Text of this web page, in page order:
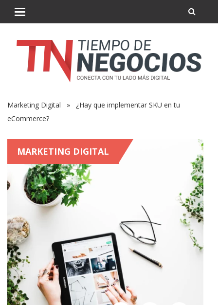
Marketing Digital » ¿Hay que implementar SKU en tu
eCommerce?
MARKETING DIGITAL